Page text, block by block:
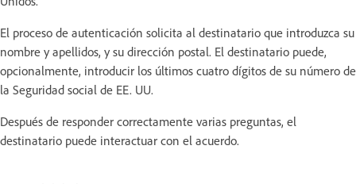
El proceso de autenticación solicita al destinatario que introduzca su
nombre y apellidos, y su dirección postal. El destinatario puede,
opcionalmente, introducir los últimos cuatro dígitos de su número de
la Seguridad social de EE. UU.
Después de responder correctamente varias preguntas, el
destinatario puede interactuar con el acuerdo.